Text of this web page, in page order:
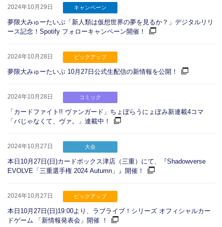
2024年10月29日 キャンペーン
夢限大みゅーたいぷ「新人類は仮想世界の夢を見るか？」デジタルリリ
ース記念！Spotify フォローキャンペーン開催！
2024年10月28日 ピックアップ
夢限大みゅーたいぷ 10月27日公式生配信の新情報を公開！
2024年10月28日 コミック
「カードファイト!! ヴァンガード」ちょぼらうにょぽみ新連載4コマ
「バじゃなくて、ヴァ。」連載中！
2024年10月27日 大会
本日10月27日(日)カードボックス津店（三重）にて、『Shadowverse
EVOLVE「三重選手権 2024 Autumn」』開催！
2024年10月27日 ピックアップ
本日10月27日(日)19:00より、ラブライブ！シリーズ オフィシャルカー
ドゲーム 「新情報発表会」開催 ！